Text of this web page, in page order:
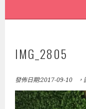
IMG_2805
發佈日期:2017-09-10